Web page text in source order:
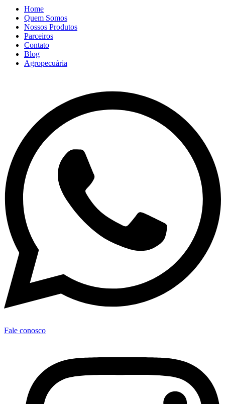
Home
Quem Somos
Nossos Produtos
Parceiros
Contato
Blog
Agropecuária
Fale conosco